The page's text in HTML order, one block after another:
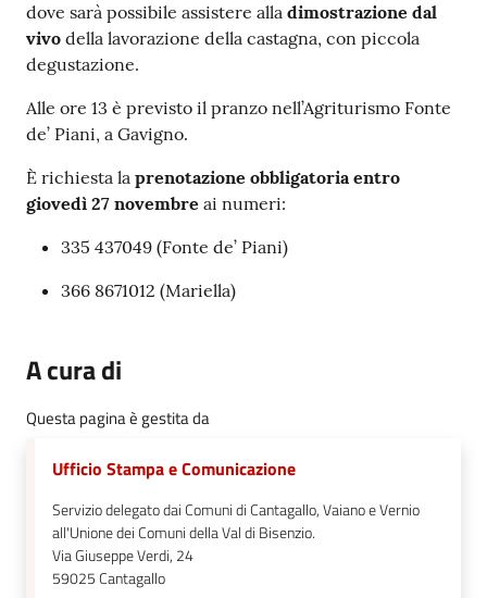
dove sarà possibile assistere alla dimostrazione dal
vivo della lavorazione della castagna, con piccola
degustazione.
Alle ore 13 è previsto il pranzo nell’Agriturismo Fonte
de’ Piani, a Gavigno.
È richiesta la prenotazione obbligatoria entro
giovedì 27 novembre ai numeri:
335 437049 (Fonte de’ Piani)
366 8671012 (Mariella)
A cura di
Questa pagina è gestita da
Ufficio Stampa e Comunicazione
Servizio delegato dai Comuni di Cantagallo, Vaiano e Vernio
all'Unione dei Comuni della Val di Bisenzio.
Via Giuseppe Verdi, 24
59025Cantagallo